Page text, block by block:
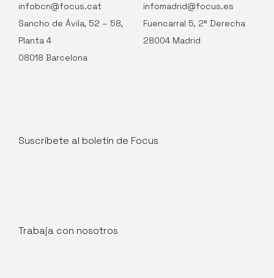
infobcn@focus.cat
Sancho de Ávila, 52 – 58,
Planta 4
08018 Barcelona
infomadrid@focus.es
Fuencarral 5, 2ª Derecha
28004 Madrid
Suscríbete al boletín de Focus
Trabaja con nosotros